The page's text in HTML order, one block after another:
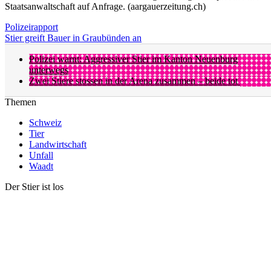
Staatsanwaltschaft auf Anfrage. (aargauerzeitung.ch)
Polizeirapport
Stier greift Bauer in Graubünden an
Polizei warnt: Aggressiver Stier im Kanton Neuenburg
unterwegs
Zwei Stiere stossen in der Arena zusammen – beide tot
Themen
Schweiz
Tier
Landwirtschaft
Unfall
Waadt
Der Stier ist los